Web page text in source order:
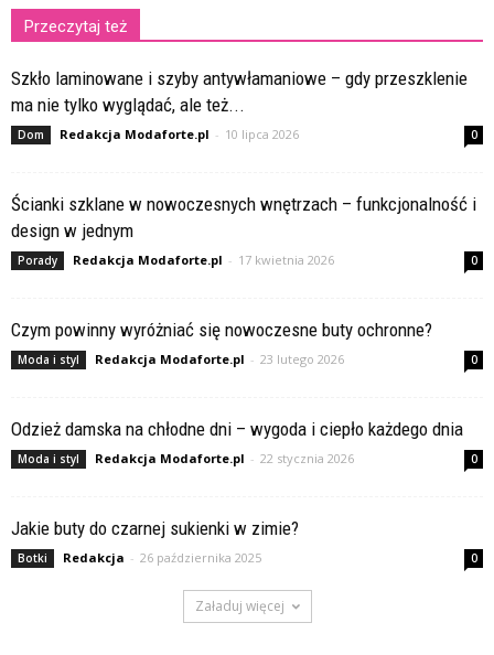
Przeczytaj też
Szkło laminowane i szyby antywłamaniowe – gdy przeszklenie
ma nie tylko wyglądać, ale też...
Dom Redakcja Modaforte.pl - 10 lipca 2026 0
Ścianki szklane w nowoczesnych wnętrzach – funkcjonalność i
design w jednym
Porady Redakcja Modaforte.pl - 17 kwietnia 2026 0
Czym powinny wyróżniać się nowoczesne buty ochronne?
Moda i styl Redakcja Modaforte.pl - 23 lutego 2026 0
Odzież damska na chłodne dni – wygoda i ciepło każdego dnia
Moda i styl Redakcja Modaforte.pl - 22 stycznia 2026 0
Jakie buty do czarnej sukienki w zimie?
Botki Redakcja - 26 października 2025 0
Załaduj więcej